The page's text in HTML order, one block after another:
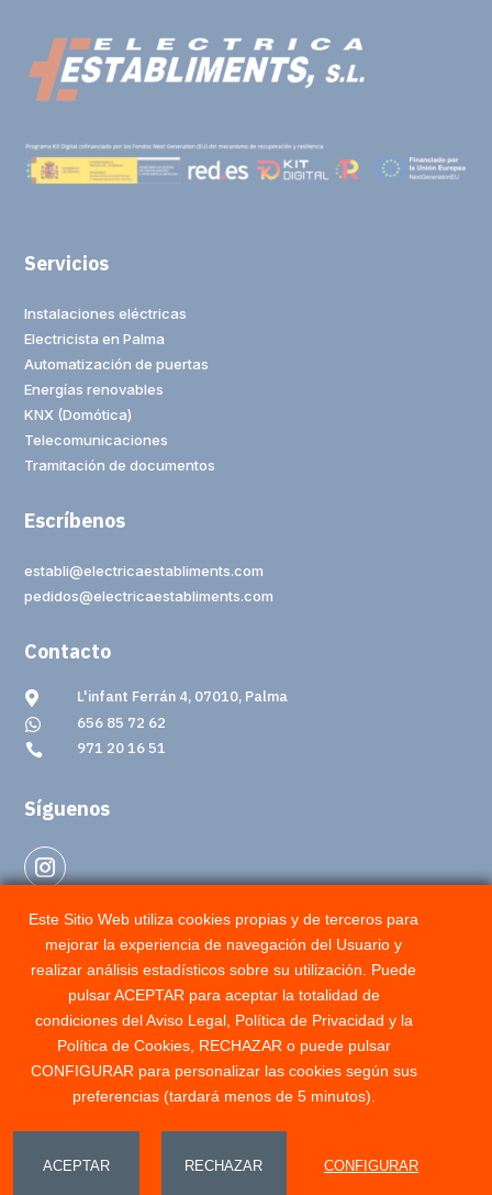
Servicios
Instalaciones eléctricas
Electricista en Palma
Automatización de puertas
Energías renovables
KNX (Domótica)
Telecomunicaciones
Tramitación de documentos
Escríbenos
establi@electricaestabliments.com
pedidos@electricaestabliments.com
Contacto
 L'infant Ferrán 4, 07010, Palma
 656 85 72 62
 971 20 16 51
Síguenos
Partners
by W34Marketing. ·
Privacy Policy· Legal Notice·Cookies
¿Cómo puedo ayudarte?
Este Sitio Web utiliza cookies propias y de terceros para
mejorar la experiencia de navegación del Usuario y
realizar análisis estadísticos sobre su utilización. Puede
pulsar ACEPTAR para aceptar la totalidad de
condiciones del Aviso Legal, Política de Privacidad y la
Política de Cookies, RECHAZAR o puede pulsar
CONFIGURAR para personalizar las cookies según sus
preferencias (tardará menos de 5 minutos).
ACEPTAR RECHAZAR CONFIGURAR